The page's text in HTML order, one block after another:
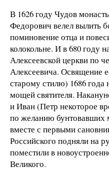
В 1626 году Чудов
Федорович велел вылить
поминовение отца и
колокольне. И в 680 году
Алексеевской церкви по
Алексеевича. Освящение
старому стилю) 1686 года
мощей святителя.
и Иван (Петр некоторое
по желанию бунтовавших
вместе с первыми
Российского подняли на
поместили в
Великого.